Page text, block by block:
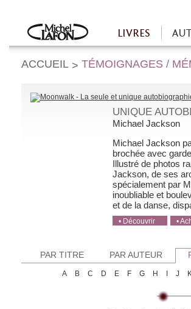
Accueil
LIVRES
ACCUEIL > TÉMOIGNAGES /
UNIQUE
Michael Jackson
Michael Jackson
brochée avec
Illustré de photos
Jackson, de ses
spécialement par
inoubliable et
et de la danse,
• Découvrir
•
PAR TITRE PAR AUTEUR
A B C D E F G H J